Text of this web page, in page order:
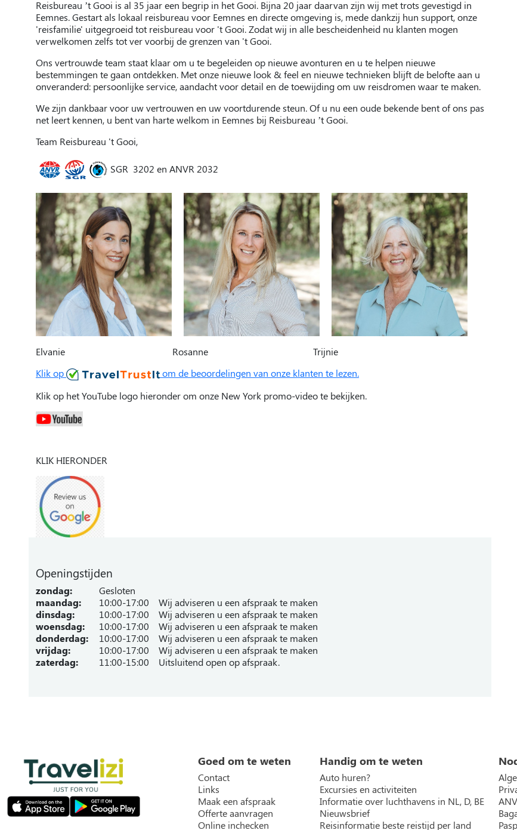
Reisbureau ’t Gooi is al 35 jaar een begrip in het Gooi. Bijna 20 jaar daarvan zijn wij met trots gevestigd in
Eemnes. Gestart als lokaal reisbureau voor Eemnes en directe omgeving is, mede dankzij hun support, onze
'reisfamilie' uitgegroeid tot reisbureau voor 't Gooi. Zodat wij in alle bescheidenheid nu klanten mogen
verwelkomen zelfs tot ver voorbij de grenzen van 't Gooi.
Ons vertrouwde team staat klaar om u te begeleiden op nieuwe avonturen en u te helpen nieuwe
bestemmingen te gaan ontdekken. Met onze nieuwe look & feel en nieuwe technieken blijft de belofte aan u
onveranderd: persoonlijke service, aandacht voor detail en de toewijding om uw reisdromen waar te maken.
We zijn dankbaar voor uw vertrouwen en uw voortdurende steun. Of u nu een oude bekende bent of ons pas
net leert kennen, u bent van harte welkom in Eemnes bij Reisbureau ’t Gooi.
Team Reisbureau 't Gooi,
SGR 3202 en ANVR 2032
Elvanie Rosanne Trijnie
Klik op
om de beoordelingen van onze klanten te lezen.
Klik op het YouTube logo hieronder om onze New York promo-video te bekijken.
KLIK HIERONDER
Openingstijden
zondag:
Gesloten
maandag:
10:00-17:00
Wij adviseren u een afspraak te maken
dinsdag:
10:00-17:00
Wij adviseren u een afspraak te maken
woensdag:
10:00-17:00
Wij adviseren u een afspraak te maken
donderdag:
10:00-17:00
Wij adviseren u een afspraak te maken
vrijdag:
10:00-17:00
Wij adviseren u een afspraak te maken
zaterdag:
11:00-15:00 Uitsluitend open op afspraak.
Goed om te weten
Contact
Links
Maak een afspraak
Offerte aanvragen
Online inchecken
Handig om te weten
Auto huren?
Excursies en activiteiten
Informatie over luchthavens in NL, D, BE
Nieuwsbrief
Reisinformatie beste reistijd per land